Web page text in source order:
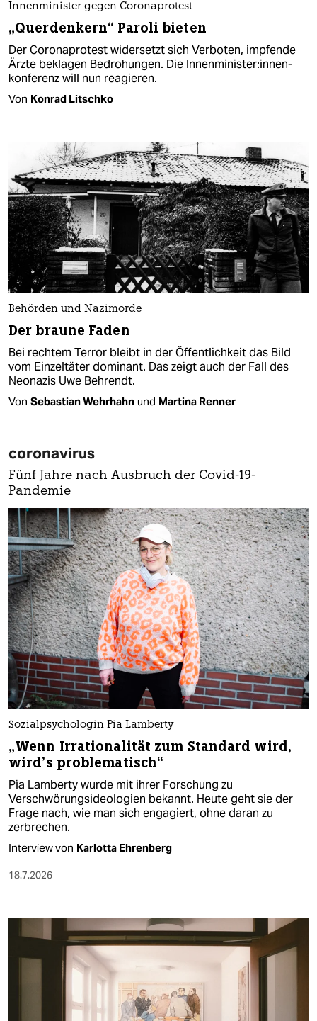
Innenminister gegen Coronaprotest
„Querdenkern“ Paroli bieten
Der Coronaprotest widersetzt sich Verboten, impfende
Ärzte beklagen Bedrohungen. Die In­nen­mi­nis­te­r:in­nen­
kon­fe­renz will nun reagieren.
Von Konrad Litschko
Behörden und Nazimorde
Der braune Faden
Bei rechtem Terror bleibt in der Öffentlichkeit das Bild
vom Einzeltäter dominant. Das zeigt auch der Fall des
Neonazis Uwe Behrendt.
Von Sebastian Wehrhahn und Martina Renner
coronavirus
Fünf Jahre nach Ausbruch der Covid-19-
Pandemie
Sozialpsychologin Pia Lamberty
„Wenn Irrationalität zum Standard wird,
wird’s problematisch“
Pia Lamberty wurde mit ihrer Forschung zu
Verschwörungsideologien bekannt. Heute geht sie der
Frage nach, wie man sich engagiert, ohne daran zu
zerbrechen.
Interview von Karlotta Ehrenberg
18.7.2026